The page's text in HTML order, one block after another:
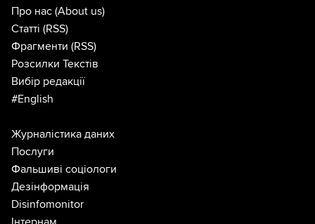
Про нас (About us)
Статті (RSS)
Фрагменти (RSS)
Розсилки Текстів
Вибір редакції
#English
Журналістика даних
Послуги
Фальшиві соціологи
Дезінформація
Disinfomonitor